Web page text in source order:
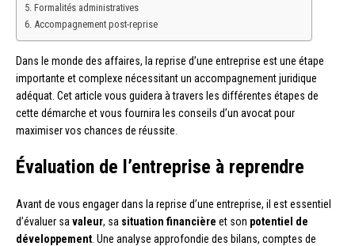
Formalités administratives
Accompagnement post-reprise
Dans le monde des affaires, la reprise d’une entreprise est une étape
importante et complexe nécessitant un accompagnement juridique
adéquat. Cet article vous guidera à travers les différentes étapes de
cette démarche et vous fournira les conseils d’un avocat pour
maximiser vos chances de réussite.
Évaluation de l’entreprise à reprendre
Avant de vous engager dans la reprise d’une entreprise, il est essentiel
d’évaluer sa valeur, sa situation financière et son potentiel de
développement . Une analyse approfondie des bilans, comptes de